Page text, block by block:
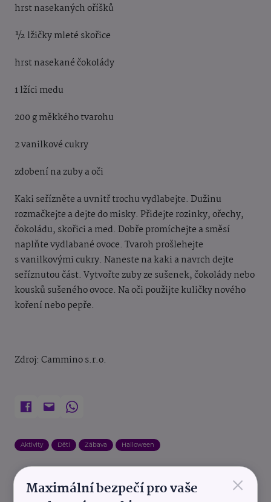
hrst nasekaných oříšků
½ lžičky mleté skořice
hrst nasekané čokolády
1 lžíci medu
200 g měkkého tvarohu
2 vanilkové cukry
zdobení na zuby a oči
Kaki seřízněte a uvnitř trochu vydlabejte. Dužinu
rozmačkejte a dejte do misky. Přidejte rozinky, ořechy,
čokoládu, skořici a med. Dobře promíchejte a směsí
naplňte vydlabanéovoce. Tvaroh prošlehejte
s vanilkovými cukry. Naneste na kaki a navrch dejte
seříznutoučást. Vytvořte zuby ze sušenek, čokolády nebo
kousků sušeného ovoce. Na oči použijte kuličky nového
koření nebo pepře.
Zdroj: Cammino s.r.o.
Aktivity Děti Zábava Halloween
×
Maximální bezpečí pro vaše